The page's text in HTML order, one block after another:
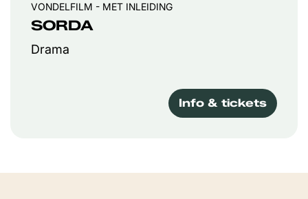
SORDA
Drama
VONDELFILM - MET INLEIDING
Info & tickets